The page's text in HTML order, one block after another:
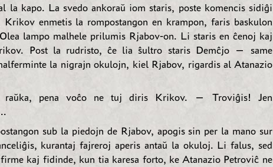
la kapo. La svedo ankoraŭ iom staris, poste komencis sidiĝi
enmetis la rompostangon en krampon, faris baskulon
lampo malhele prilumis Rjabov-on. Li staris en ĉenoj kaj
Post la rudristo, ĉe lia ŝultro staris Demĉjo — same
la nigrajn okulojn, kiel Rjabov, rigardis al Atanazio
pena voĉo ne tuj diris Krikov. — Troviĝis! Jen
sub la piedojn de Rjabov, apogis sin per la mano sur
kurantaj fajreroj aperis antaŭ la okuloj. Li falus, sed
kaj fidinde, kun tia karesa forto, ke Atanazio Petroviĉ ne